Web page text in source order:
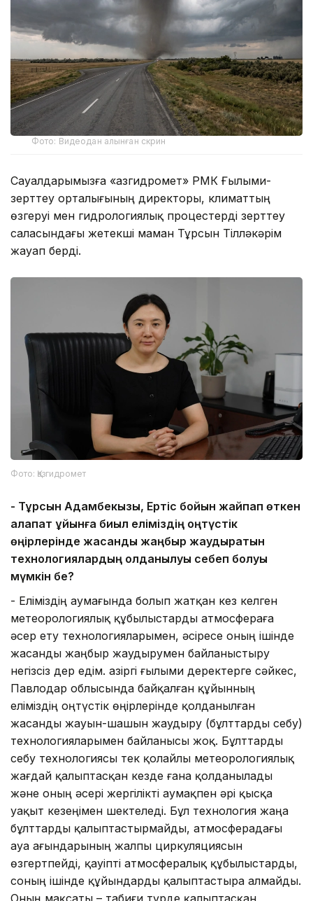
Фото: Видеодан алынған скрин
Сауалдарымызға «Қазгидромет» РМК Ғылыми-
зерттеу орталығының директоры, климаттың
өзгеруі мен гидрологиялық процестерді зерттеу
саласындағы жетекші маман Тұрсын Тілләкәрім
жауап берді.
Фото: Қазгидромет
- Тұрсын Адамбекқызы, Ертіс бойын жайпап өткен
алапат құйынға биыл еліміздің оңтүстік
өңірлерінде жасанды жаңбыр жаудыратын
технологиялардың қолданылуы себеп болуы
мүмкін бе?
- Еліміздің аумағында болып жатқан кез келген
метеорологиялық құбылыстарды атмосфераға
әсер ету технологияларымен, әсіресе оның ішінде
жасанды жаңбыр жаудырумен байланыстыру
негізсіз дер едім. Қазіргі ғылыми деректерге сәйкес,
Павлодар облысында байқалған құйынның
еліміздің оңтүстік өңірлерінде қолданылған
жасанды жауын-шашын жаудыру (бұлттарды себу)
технологияларымен байланысы жоқ. Бұлттарды
себу технологиясы тек қолайлы метеорологиялық
жағдай қалыптасқан кезде ғана қолданылады
және оның әсері жергілікті аумақпен әрі қысқа
уақыт кезеңімен шектеледі. Бұл технология жаңа
бұлттарды қалыптастырмайды, атмосферадағы
ауа ағындарының жалпы циркуляциясын
өзгертпейді, қауіпті атмосфералық құбылыстарды,
соның ішінде құйындарды қалыптастыра алмайды.
Оның мақсаты – табиғи түрде қалыптасқан